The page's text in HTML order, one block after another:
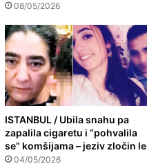
08/05/2026
ISTANBUL / Ubila snahu pa
zapalila cigaretu i “pohvalila
se” komšijama – jeziv zločin le
04/05/2026